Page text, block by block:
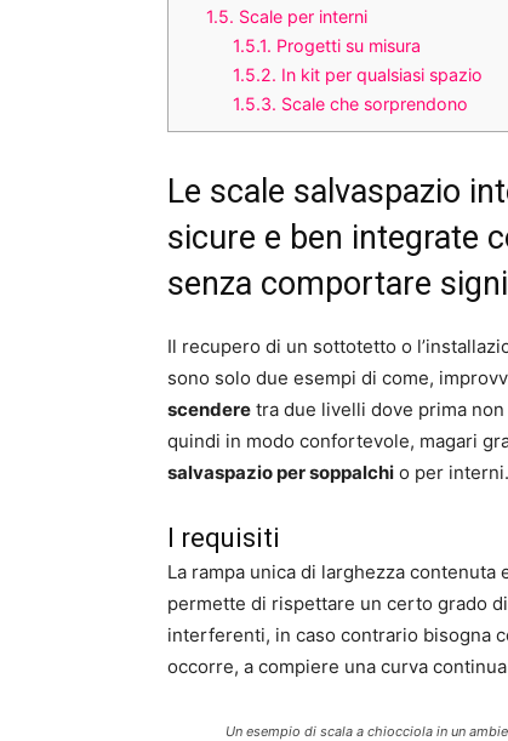
1.5. Scale per interni
1.5.1. Progetti su misura
1.5.2. In kit per qualsiasi spazio
1.5.3. Scale che sorprendono
Le scale salvaspazio
sicure e ben integrate
senza comportare
Il recupero di un sottotetto o
sono solo due esempi di come,
scendere tra due livelli dove prima
quindi in modo confortevole, magari
salvaspazio per soppalchi o per interni.
I requisiti
La rampa unica di larghezza contenuta
permette di rispettare un certo grado di
interferenti, in caso contrario bisogna
occorre, a compiere una curva
Un esempio di scala a chiocciola in un